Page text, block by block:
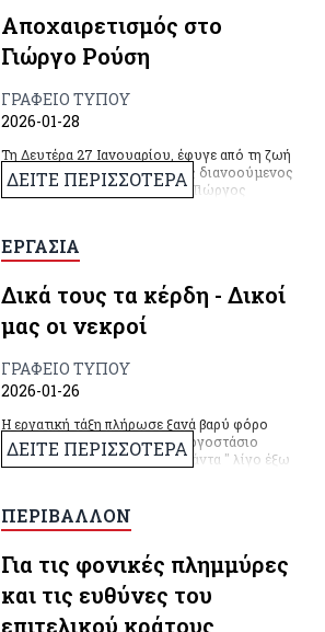
Αποχαιρετισμός στο
Γιώργο Ρούση
ΓΡΑΦΕΙΟ ΤΥΠΟΥ
2026-01-28
Τη Δευτέρα 27 Ιανουαρίου, έφυγε από τη ζωή
σε ηλικία 78 ετών ο μαρξιστής διανοούμενος
καθηγητής και κομμουνιστής Γιώργος
ΔΕΙΤΕ ΠΕΡΙΣΣΟΤΕΡΑ
ΕΡΓΑΣΙΑ
Δικά τους τα κέρδη - Δικοί
μας οι νεκροί
ΓΡΑΦΕΙΟ ΤΥΠΟΥ
2026-01-26
Η εργατική τάξη πλήρωσε ξανά βαρύ φόρο
αίματος, αυτήν τη φορά στο εργοστάσιο
παραγωγής μπισκότων " Βιολάντα " λίγο έξω
ΔΕΙΤΕ ΠΕΡΙΣΣΟΤΕΡΑ
ΠΕΡΙΒΑΛΛΟΝ
Για τις φονικές πλημμύρες
και τις ευθύνες του
επιτελικού κράτους